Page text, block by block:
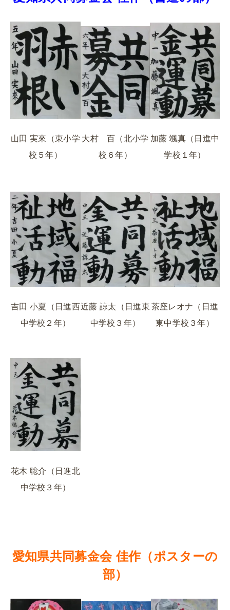
山田 実來（東小学
校５年）
大村 百（北小学
校６年）
加藤 颯真（日進中
学校１年）
吉田 小夏（日進西
中学校２年）
近藤 諒太（日進東
中学校３年）
茶座レオナ（日進
東中学校３年）
花木 聡介（日進北
中学校３年）
愛知県共同募金会 佳作（ポスターの
部）